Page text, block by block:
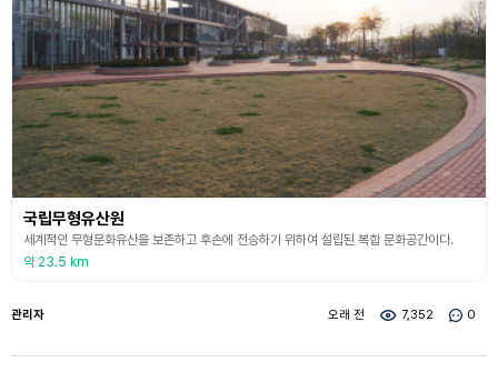
국립무형유산원
세계적인 무형문화유산을 보존하고 후손에 전승하기 위하여 설립된 복합 문화공간이다.
약 23.5 km
관리자 오래 전 7,352 0